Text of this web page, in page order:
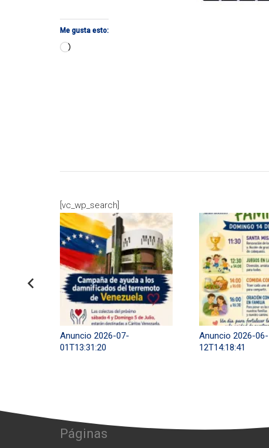
Me gusta esto:
Cargando...
[vc_wp_search]
Anuncio 2026-07-
01T13:31:20
Anuncio 2026-06-
12T14:18:41
Páginas